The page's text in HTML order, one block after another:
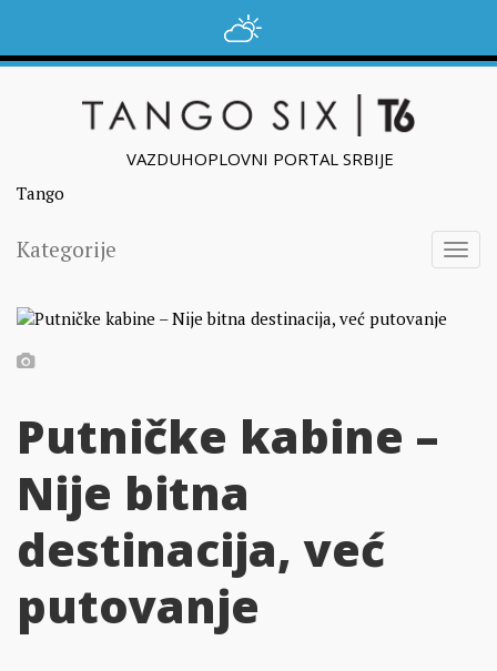
VAZDUHOPLOVNI PORTAL SRBIJE
Tango
Kategorije
Putničke kabine –
Nije bitna
destinacija, već
putovanje